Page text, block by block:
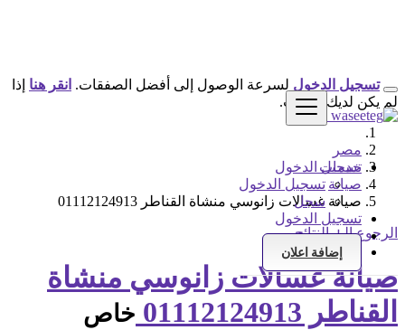
تسجيل الدخول
تسجيل الدخول
سجل
تسجيل الدخول
سجل
إضافة اعلان
تسجيل الدخول لسرعة الوصول إلى أفضل الصفقات. انقر هنا إذا
لم يكن لديك حساب.
مصر
خدمات
صيانة
صيانة غسالات زانوسي منشاة القناطر 01112124913
الرجوع إلى النتائج
صيانة غسالات زانوسي منشاة
القناطر 01112124913
خاص